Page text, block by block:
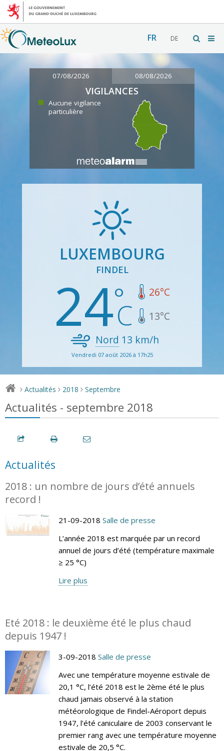
FR DE
07/08/2026 08/08/2026
VIGILANCES
Aucune vigilance
particulière
LUXEMBOURG
FINDEL
24 26°C
13°C
Nord 13 km/h
Vendredi 07 août 2026 à 17h25
> Actualités > 2018 > Septembre
Actualités - septembre 2018
Actualités
2018 : un nombre de jours d’été annuels
record !
21-09-2018 Salle de presse
L’année 2018 est marquée par un record
annuel de jours d’été (température maximale
≥ 25 °C)
Lire plus
Eté 2018 : le deuxième été le plus chaud
depuis 1947 !
3-09-2018 Salle de presse
Avec une température moyenne estivale de
20,1 °C, l’été 2018 est le 2ème été le plus
chaud jamais observé à la station
météorologique de Findel-Aéroport depuis
1947, l’été caniculaire de 2003 conservant le
premier rang avec une température moyenne
estivale de 20,5 °C.